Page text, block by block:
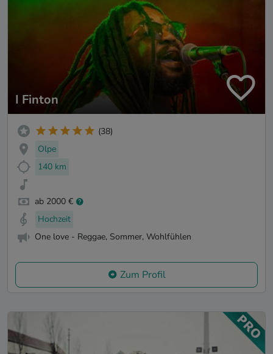
I Finton
(38)
Olpe
140 km
ab 2000 €
Hochzeit
One love - Reggae, Sommer, Wohlfühlen
Zum Profil